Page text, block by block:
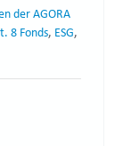
der AGORA
8 Fonds, ESG,